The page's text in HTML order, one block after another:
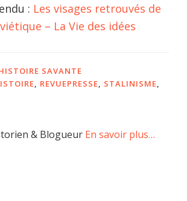
: Les visages retrouvés de
– La Vie des idées
SAVANTE
REVUEPRESSE STALINISME
& Blogueur En savoir plus…